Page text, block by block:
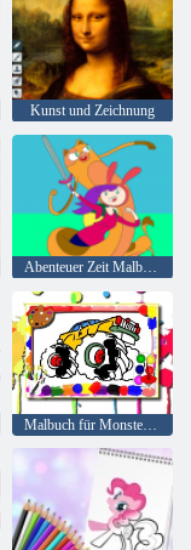
Kunst und Zeichnung
Abenteuer Zeit Malbuch
Malbuch für Monster Truck